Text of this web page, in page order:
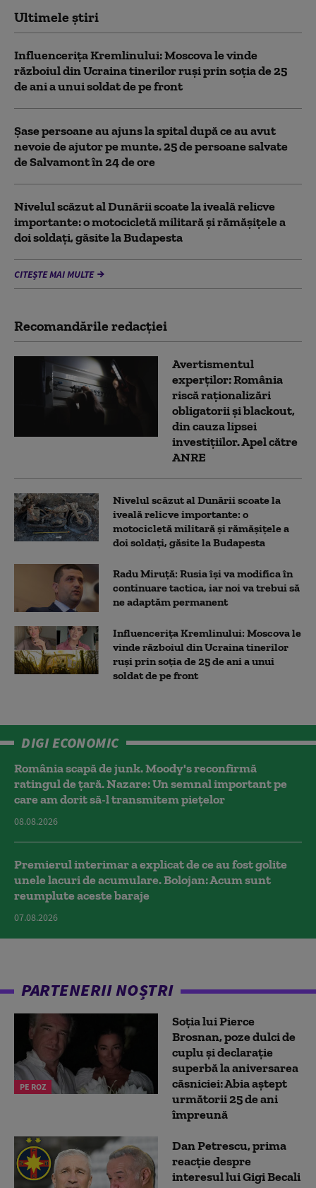
Ultimele știri
Influencerița Kremlinului: Moscova le vinde
războiul din Ucraina tinerilor ruși prin soția de 25
de ani a unui soldat de pe front
Șase persoane au ajuns la spital după ce au avut
nevoie de ajutor pe munte. 25 de persoane salvate
de Salvamont în 24 de ore
Nivelul scăzut al Dunării scoate la iveală relicve
importante: o motocicletă militară și rămășițele a
doi soldați, găsite la Budapesta
CITEȘTE MAI MULTE
Recomandările redacţiei
Avertismentul
experților: România
riscă raționalizări
obligatorii și blackout,
din cauza lipsei
investițiilor. Apel către
ANRE
Nivelul scăzut al Dunării scoate la
iveală relicve importante: o
motocicletă militară și rămășițele a
doi soldați, găsite la Budapesta
Radu Miruță: Rusia își va modifica în
continuare tactica, iar noi va trebui să
ne adaptăm permanent
Influencerița Kremlinului: Moscova le
vinde războiul din Ucraina tinerilor
ruși prin soția de 25 de ani a unui
soldat de pe front
DIGI ECONOMIC
România scapă de junk. Moody's reconfirmă
ratingul de țară. Nazare: Un semnal important pe
care am dorit să-l transmitem piețelor
08.08.2026
Premierul interimar a explicat de ce au fost golite
unele lacuri de acumulare. Bolojan: Acum sunt
reumplute aceste baraje
07.08.2026
PARTENERII NOȘTRI
PE ROZ
Soția lui Pierce
Brosnan, poze dulci de
cuplu și declarație
superbă la aniversarea
căsniciei: Abia aștept
următorii 25 de ani
împreună
Dan Petrescu, prima
reacție despre
interesul lui Gigi Becali